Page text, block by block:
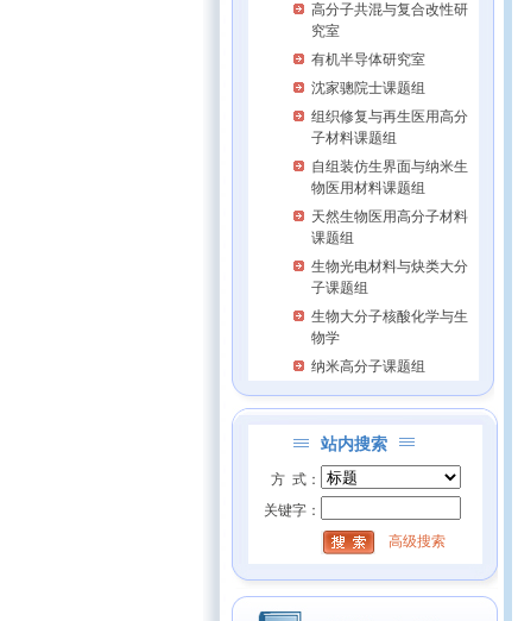
高分子共混与复合改性研
究室
有机半导体研究室
沈家骢院士课题组
组织修复与再生医用高分
子材料课题组
自组装仿生界面与纳米生
物医用材料课题组
天然生物医用高分子材料
课题组
生物光电材料与炔类大分
子课题组
生物大分子核酸化学与生
物学
纳米高分子课题组
站内搜索
方 式：
关键字：
高级搜索